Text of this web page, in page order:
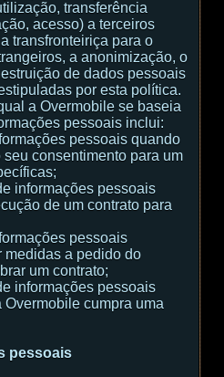
transferência
acesso) a terceiros
transfronteiriça para o
a anonimização, o
de dados pessoais
por esta política.
a Overmobile se baseia
pessoais inclui:
pessoais quando
consentimento para um
informações pessoais
de um contrato para
pessoais
medidas a pedido do
um contrato;
informações pessoais
cumpra uma
pessoais